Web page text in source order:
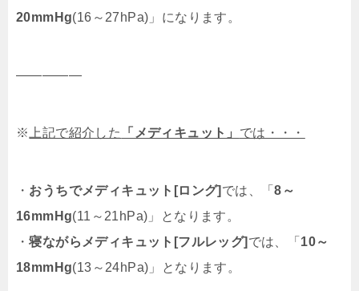
20mmHg(16～27hPa)」になります。
—————
※ 上記で紹介した 「メディキュット」 では・・・
・ おうちでメディキュット[ロング] では、「8～
16mmHg(11～21hPa)」となります。
・寝ながらメディキュット[フルレッグ] では、「 10～
18mmHg(13～24hPa)」となります。